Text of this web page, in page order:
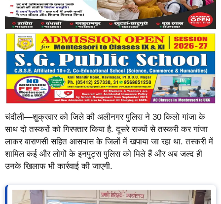
चंदौली—शुक्रवार को जिले की अलीनगर पुलिस ने 30 किलो गांजा के
साथ दो तस्करों को गिरफ्तार किया है. दूसरे राज्यों से तस्करी कर गांजा
लाकर वाराणसी सहित आसपास के जिलों में खपाया जा रहा था. तस्करी में
शामिल कई और लोगों के इनपुट्स पुलिस को मिले हैं और अब जल्द ही
उनके खिलाफ भी कार्रवाई की जाएगी.